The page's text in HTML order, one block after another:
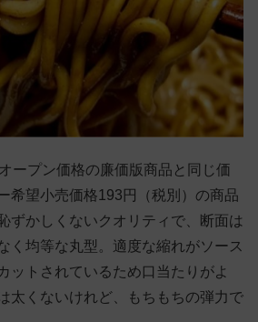
ープン価格の廉価版商品と同じ価
希望小売価格193円（税別）の商品
ずかしくないクオリティで、断面は
く均等な丸型。適度な縮れがソース
ットされているため口当たりがよ
太くないけれど、もちもちの弾力で